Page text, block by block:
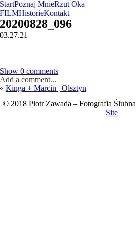
StartPoznaj MnieRzut Oka
FILMHistorieKontakt
20200828_096
03.27.21
Show 0 comments
Add a comment...
« Kinga + Marcin | Olsztyn
© 2018 Piotr Zawada – Fotografia Ślubna
Site